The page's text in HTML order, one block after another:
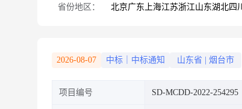
省份地区： 北京广东 上海江苏浙江山东湖北四川
2026-08-07 中标｜中标通知 山东省 烟台市
项目编号 SD-MCDD-2022-254295